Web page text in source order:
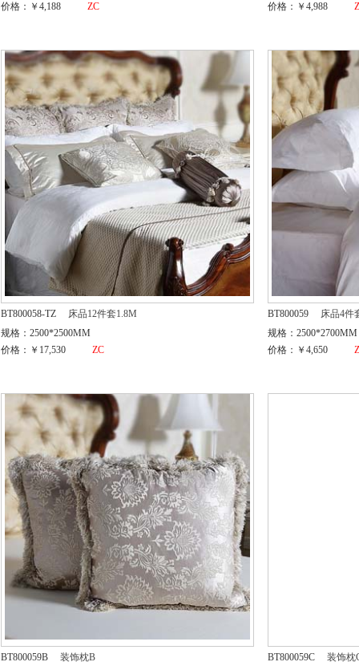
价格：￥4,188
ZC
价格：￥4,988
BT800058-TZ
床品12件套1.8M
规格：2500*2500MM
价格：￥17,530
ZC
BT800059
床品4件
规格：2500*2700MM
价格：￥4,650
BT800059B 装饰枕B BT800059C 装饰枕